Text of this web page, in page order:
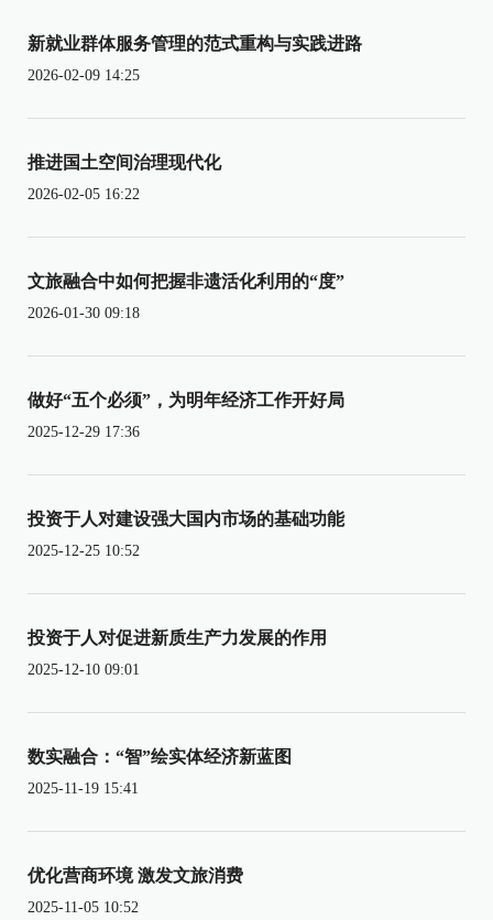
新就业群体服务管理的范式重构与实践进路
2026-02-09 14:25
推进国土空间治理现代化
2026-02-05 16:22
文旅融合中如何把握非遗活化利用的“度”
2026-01-30 09:18
做好“五个必须”，为明年经济工作开好局
2025-12-29 17:36
投资于人对建设强大国内市场的基础功能
2025-12-25 10:52
投资于人对促进新质生产力发展的作用
2025-12-10 09:01
数实融合：“智”绘实体经济新蓝图
2025-11-19 15:41
优化营商环境 激发文旅消费
2025-11-05 10:52